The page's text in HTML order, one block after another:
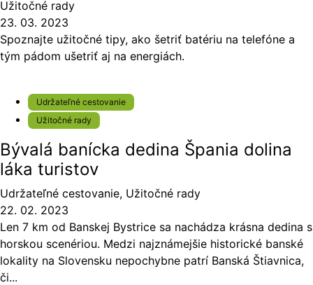
Užitočné rady
23. 03. 2023
Spoznajte užitočné tipy, ako šetriť batériu na telefóne a
tým pádom ušetriť aj na energiách.
Udržateľné cestovanie
Užitočné rady
Bývalá banícka dedina Špania dolina
láka turistov
Udržateľné cestovanie, Užitočné rady
22. 02. 2023
Len 7 km od Banskej Bystrice sa nachádza krásna dedina s
horskou scenériou. Medzi najznámejšie historické banské
lokality na Slovensku nepochybne patrí Banská Štiavnica,
či...